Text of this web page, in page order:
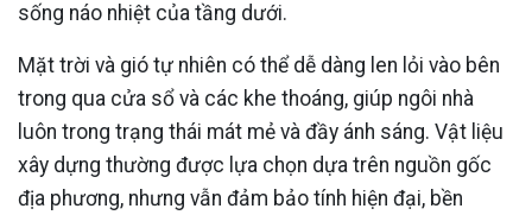
sống náo nhiệt của tầng dưới.
Mặt trời và gió tự nhiên có thể dễ dàng len lỏi vào bên
trong qua cửa sổ và các khe thoáng, giúp ngôi nhà
luôn trong trạng thái mát mẻ và đầy ánh sáng. Vật liệu
xây dựng thường được lựa chọn dựa trên nguồn gốc
địa phương, nhưng vẫn đảm bảo tính hiện đại, bền